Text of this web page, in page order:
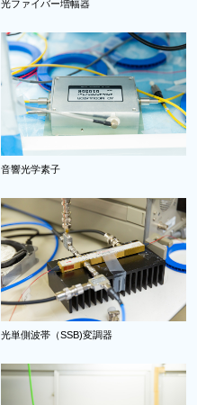
光ファイバー増幅器
音響光学素子
光単側波帯（SSB)変調器